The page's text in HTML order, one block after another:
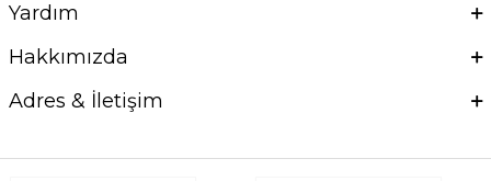
Yardım
Hakkımızda
Adres & İletişim